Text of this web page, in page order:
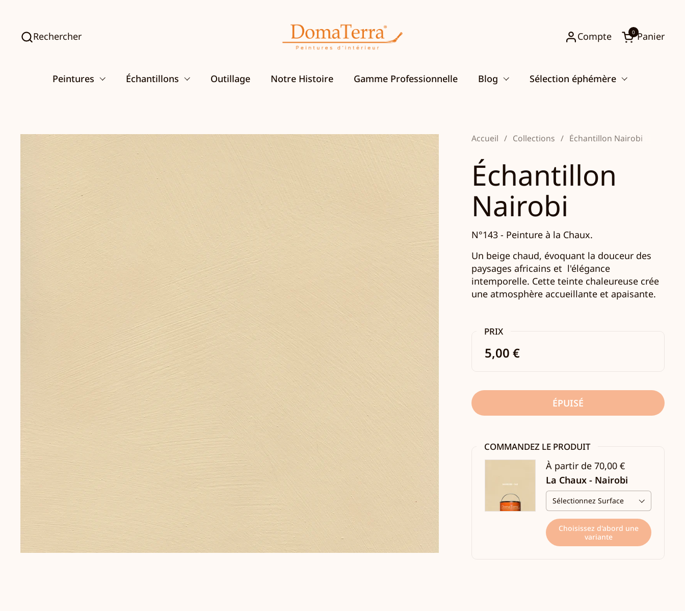
Rechercher Compte
Ouvrir le
Panier
0
Peintures Échantillons Outillage Notre Histoire Gamme Professionnelle Blog Sélection éphémère
Accueil / Collections / Échantillon Nairobi
Échantillon
Nairobi
N°143 - Peinture à la Chaux.
Un beige chaud, évoquant la douceur des
paysages africains et l'élégance
intemporelle. Cette teinte chaleureuse crée
une atmosphère accueillante et apaisante.
PRIX
5,00 €
ÉPUISÉ
COMMANDEZ LE PRODUIT
À partir de 70,00 €
La Chaux - Nairobi
Choisissez d'abord une
variante